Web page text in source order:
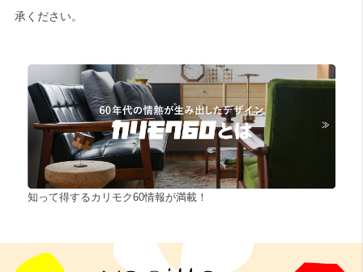
承ください。
知って得するカリモク60情報が満載！